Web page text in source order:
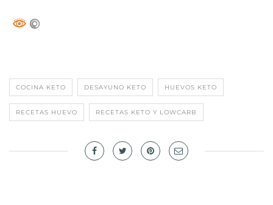
COCINA KETO DESAYUNO KETO HUEVOS KETO
RECETAS HUEVO RECETAS KETO Y LOWCARB